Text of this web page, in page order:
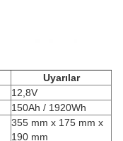
Uyarılar
12,8V
150Ah / 1920Wh
355 mm x 175 mm x
190 mm